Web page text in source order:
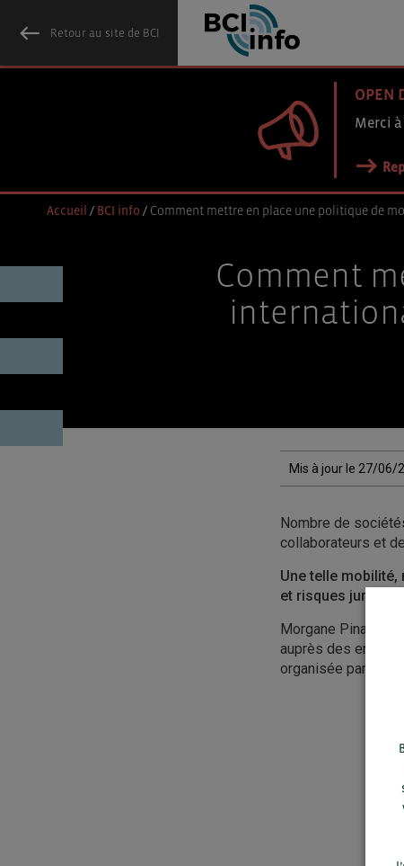
Retour au site de BCI
OPEN
Merci
Accueil / BCI info / Comment mettre en place une politique de
Comment
Mis à jour le 27/06/
Nombre de
collaborateurs et
Une telle mobilité,
et risques
Morgane Pinault,
auprès des
organisée par